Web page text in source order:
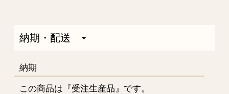
納期・配送
納期
この商品は『受注生産品』です。